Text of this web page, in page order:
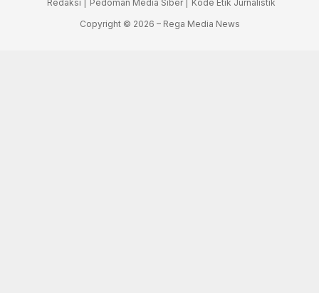
Redaksi | Pedoman Media Siber |
Kode Etik Jurnalistik
Copyright © 2026 – Rega Media News